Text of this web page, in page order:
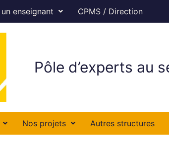
enseignant CPMS / Direction
Pôle d’experts au
Nos projets Autres structures